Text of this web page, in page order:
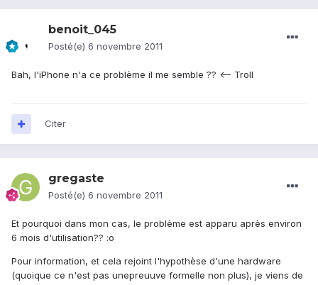
benoit_045
Posté(e) 6 novembre 2011
Bah, l'iPhone n'a ce problème il me semble ?? <-- Troll
Citer
gregaste
Posté(e) 6 novembre 2011
Et pourquoi dans mon cas, le problème est apparu après environ
6 mois d'utilisation?? :o
Pour information, et cela rejoint l'hypothèse d'une hardware
(quoique ce n'est pas unepreuuve formelle non plus), je viens de